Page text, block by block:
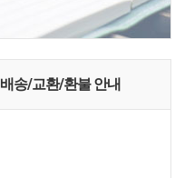
배송/교환/환불 안내